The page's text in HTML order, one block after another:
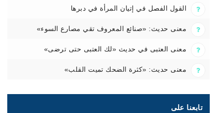
القول الفصل في إتيان المرأة في دبرها
معنى حديث: «صنائع المعروف تقي مصارع السوء»
معنى العتبى في حديث «لك العتبى حتى ترضى»
معنى حديث: «كثرة الضحك تميت القلب»
تابعنا على